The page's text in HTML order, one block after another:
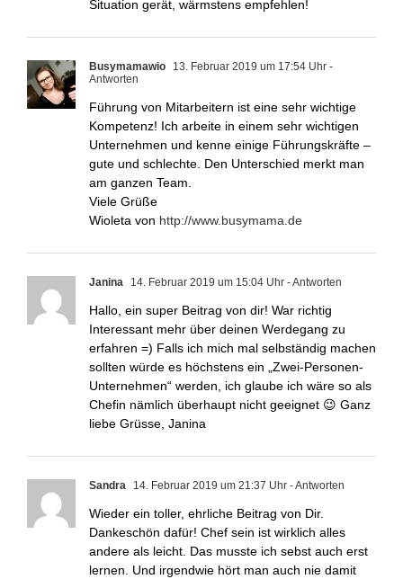
Situation gerät, wärmstens empfehlen!
Busymamawio 13. Februar 2019 um 17:54 Uhr -
Antworten
Führung von Mitarbeitern ist eine sehr wichtige
Kompetenz! Ich arbeite in einem sehr wichtigen
Unternehmen und kenne einige Führungskräfte –
gute und schlechte. Den Unterschied merkt man
am ganzen Team.
Viele Grüße
Wioleta von http://www.busymama.de
Janina 14. Februar 2019 um 15:04 Uhr - Antworten
Hallo, ein super Beitrag von dir! War richtig
Interessant mehr über deinen Werdegang zu
erfahren =) Falls ich mich mal selbständig machen
sollten würde es höchstens ein „Zwei-Personen-
Unternehmen“ werden, ich glaube ich wäre so als
Chefin nämlich überhaupt nicht geeignet 😉 Ganz
liebe Grüsse, Janina
Sandra 14. Februar 2019 um 21:37 Uhr - Antworten
Wieder ein toller, ehrliche Beitrag von Dir.
Dankeschön dafür! Chef sein ist wirklich alles
andere als leicht. Das musste ich sebst auch erst
lernen. Und irgendwie hört man auch nie damit